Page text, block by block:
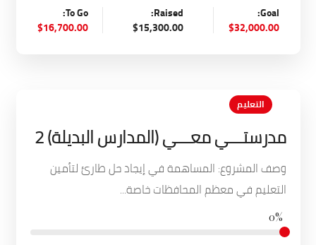
Goal:
$32,000.00
Raised:
$15,300.00
To Go:
$16,700.00
التعليم
مدرستـــي معـــي (المدارس البديلة) 2
وصف المشروع: المساهمة في إيجاد حل طارئ لتأمين
التعليم في معظم المحافظات خاصة...
0%